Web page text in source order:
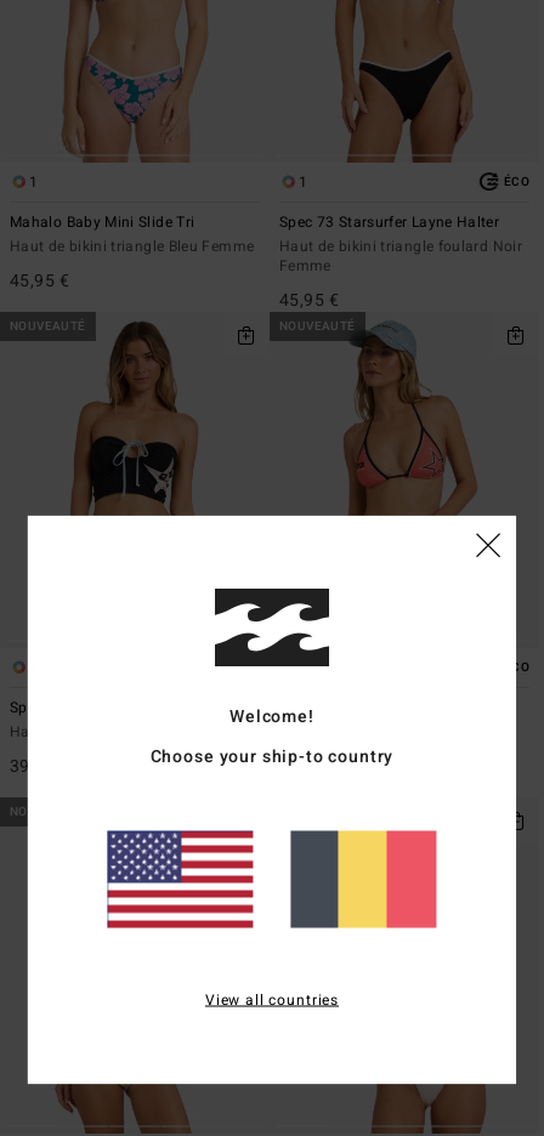
1
Mahalo Baby Mini Slide Tri
Haut de bikini triangle Bleu Femme
45,95 €
1 ÉCO
Spec 73 Starsurfer Layne Halter
Haut de bikini triangle foulard Noir
Femme
45,95 €
NOUVEAUTÉ
ÉCO
Spec 73 Starsurfer Drew 2-Way Top
Haut de bikini 2-en-1 Noir Femme
39,95 €
NOUVEAUTÉ
1 ÉCO
Spec 73 Joyride Retro Tri
Femme
NOUVEAUTÉ
Welcome!
Choose your ship-to country
View all countries